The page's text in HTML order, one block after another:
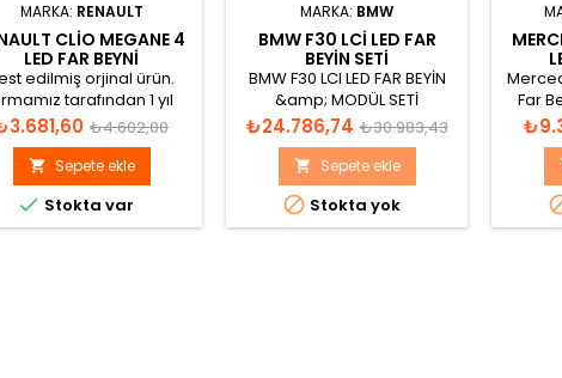
MARKA: RENAULT
CLIO MEGANE 4
LED FAR BEYNI
260551225R
A2C90665801
edilmiş orjinal ürün.
tarafından 1 yıl
garantilidir.
Normal
fiyat
₺4.602,00
 Sepete ekle
 Stokta var
MARKA: BMW
BMW F30 LCI LED FAR
BEYIN SETI
BMW F30 LCI LED FAR BEYİN
&amp; MODÜL SETİ
- 63117457873 - 63117419615
- 63117419619 - 63117419620
Katalog görünümü
Fiyat
₺24.786,74 Normal
fiyat
₺30.983,43
 Sepete ekle
 Stokta yok
Far